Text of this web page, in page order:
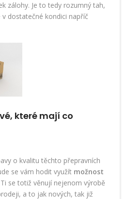
zálohy. Je to tedy rozumný tah,
dostatečné kondici napříč
které mají co
o kvalitu těchto přepravních
se vám hodit využít možnost
Ti se totiž věnují nejenom výrobě
a to jak nových, tak již